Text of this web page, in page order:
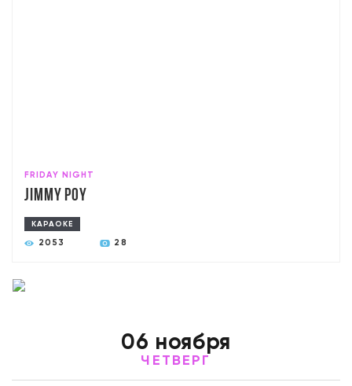
FRIDAY NIGHT
Jimmy poy
КАРАОКЕ
2053 28
06 ноября
ЧЕТВЕРГ